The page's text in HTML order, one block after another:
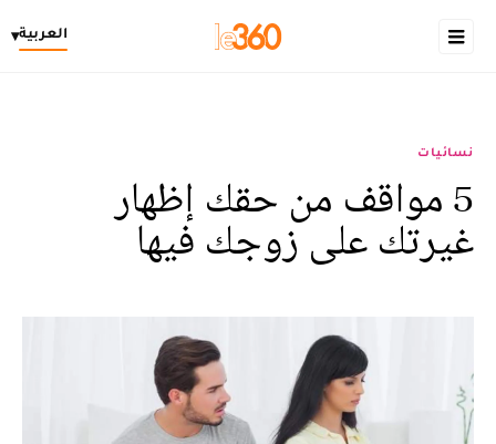
العربية▾
نسائيات
5 مواقف من حقك إظهار
غيرتك على زوجك فيها